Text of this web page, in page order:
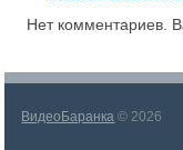
Нет комментариев.
ВидеоБаранка © 2026